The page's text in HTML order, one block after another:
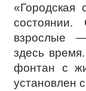
«Городская
взрослые
здесь
фонтан с
установлен